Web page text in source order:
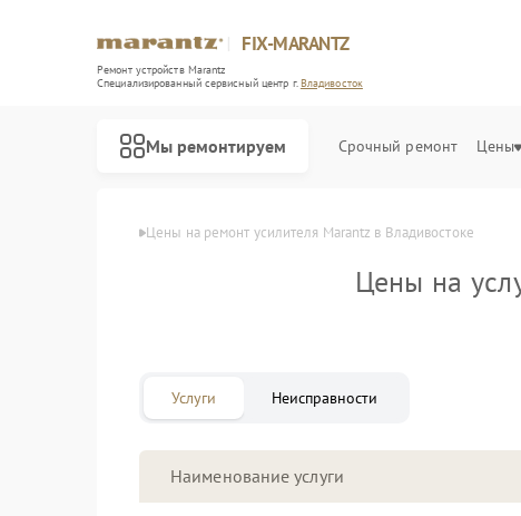
FIX-MARANTZ
Ремонт устройств Marantz
Специализированный cервисный центр г.Владивосток
Мы ремонтируем Срочный ремонт Цены
Цены Цены на ремонт усилителя Marantz в Владивостоке
Цены на
Услуги Неисправности
Наименование услуги